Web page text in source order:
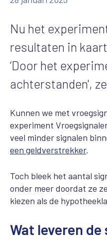
Nu het
resultaten in
‘Door het
achterstanden',
Kunnen we met
experiment
veel minder signalen
een geldverstrekker.
Toch bleek het aantal
onder meer doordat ze
kiezen als de
Wat leveren